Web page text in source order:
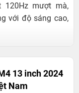
120Hz mượt mà,
với độ sáng cao,
13 inch 2024
Nam